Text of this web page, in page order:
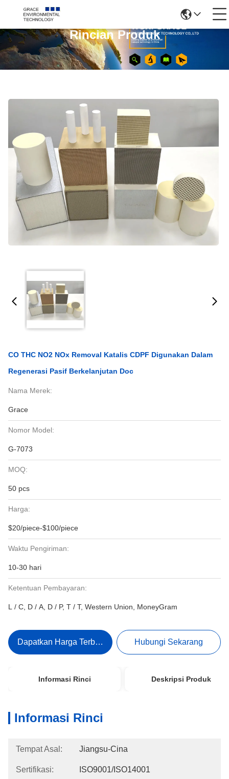
Rincian Produk
CO THC NO2 NOx Removal Katalis CDPF Digunakan Dalam
Regenerasi Pasif Berkelanjutan Doc
Nama Merek:
Grace
Nomor Model:
G-7073
MOQ:
50 pcs
Harga:
$20/piece-$100/piece
Waktu Pengiriman:
10-30 hari
Ketentuan Pembayaran:
L / C, D / A, D / P, T / T, Western Union, MoneyGram
Dapatkan Harga Terbaik Hubungi Sekarang
Informasi Rinci Deskripsi Produk
Informasi Rinci
Tempat Asal: Jiangsu-Cina
Sertifikasi: ISO9001/ISO14001